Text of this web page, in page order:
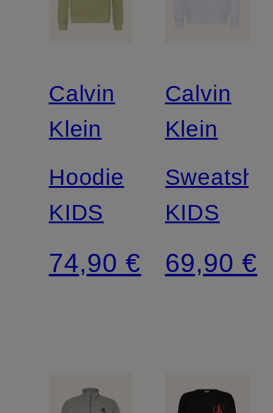
Calvin
Klein
Hoodie
KIDS
74,90 €
Calvin
Klein
KIDS
69,90 €